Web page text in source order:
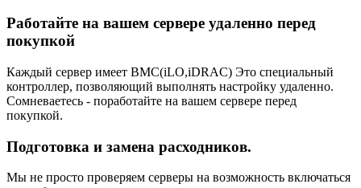
Работайте на вашем сервере удаленно перед
покупкой
Каждый сервер имеет BMC(iLO,iDRAC) Это специальный
контроллер, позволяющий выполнять настройку удаленно.
Сомневаетесь - поработайте на вашем сервере перед
покупкой.
Подготовка и замена расходников.
Мы не просто проверяем серверы на возможность включаться